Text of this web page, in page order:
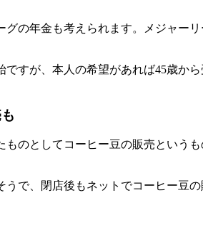
の年金も考えられます。メジャー
すが、本人の希望があれば45歳
のとしてコーヒー豆の販売という
で、閉店後もネットでコーヒー豆